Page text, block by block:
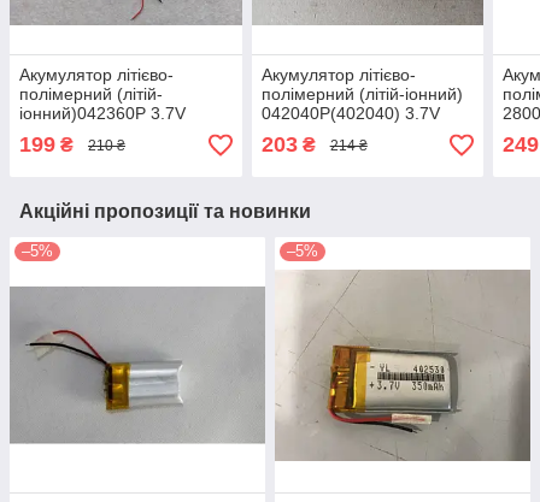
Акумулятор літієво-
полімерний (літій-
іонний)042360P 3.7V
1000mAh
199 ₴ 210 ₴
Акумулятор літієво-
полімерний (літій-іонний)
042040P(402040) 3.7V
450mAh
203₴ 214 ₴ 249
Акційні пропозиції та новинки
–5% –5%